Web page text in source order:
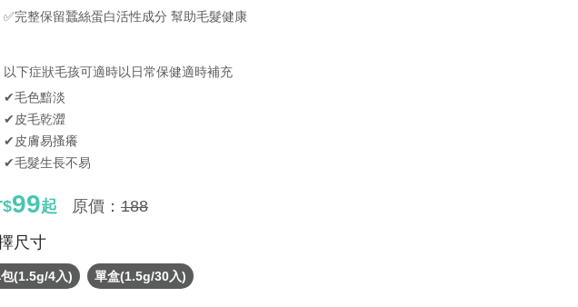
✅完整保留蠶絲蛋白活性成分 幫助毛髮健康
以下症狀毛孩可適時以日常保健適時補充
✔毛色黯淡
✔皮毛乾澀
✔皮膚易搔癢
✔毛髮生長不易
99起 原價： 188
尺寸
(1.5g/4入) 單盒(1.5g/30入)